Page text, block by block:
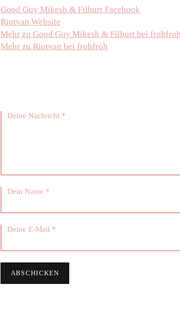
Good Guy Mikesh & Filburt Facebook
Riotvan Website
Mehr zu Good Guy Mikesh & Filburt bei frohfroh
Mehr zu Riotvan bei frohfroh